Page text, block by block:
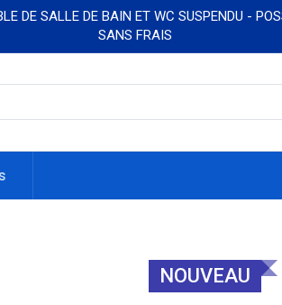
DE SALLE DE BAIN ET WC SUSPENDU -
SANS FRAIS
NOUVEAU